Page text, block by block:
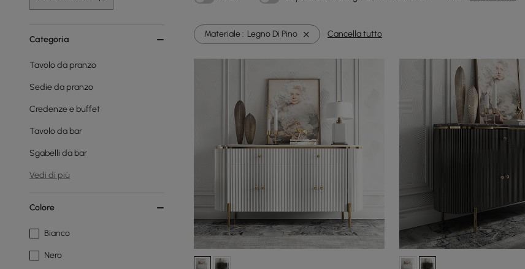
Categoria
Tavolo da pranzo
Sedie da pranzo
Credenze e buffet
Tavolo da bar
Sgabelli da bar
Vedi di più
Colore
Bianco
Nero
Materiale : Legno Di Pino Cancella tutto